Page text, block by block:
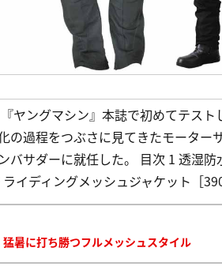
ヤングマシン』本誌で初めてテス
の過程をつぶさに見てきたモーター
バサダーに就任した。 目次 1 透湿
イディングメッシュジャケット［
暑に打ち勝つフルメッシュスタイル